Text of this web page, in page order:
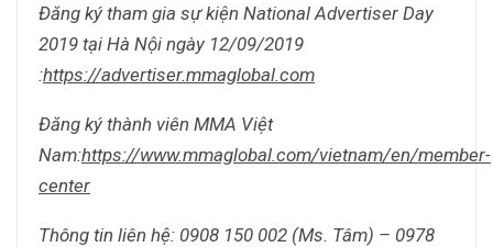
Đăng ký tham gia sự kiện National Advertiser Day
2019 tại Hà Nội ngày 12/09/2019
:https://advertiser.mmaglobal.com
Đăng ký thành viên MMA Việt
Nam:https://www.mmaglobal.com/vietnam/en/member-
center
Thông tin liên hệ: 0908 150 002 (Ms. Tâm) – 0978